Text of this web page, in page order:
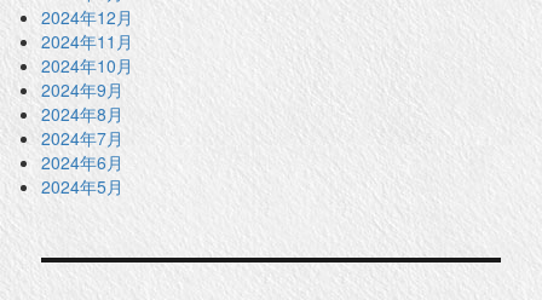
2024年12月
2024年11月
2024年10月
2024年9月
2024年8月
2024年7月
2024年6月
2024年5月